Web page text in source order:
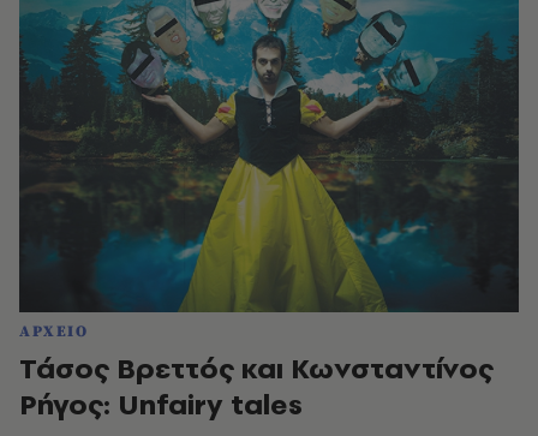
ΑΡΧΕΙΟ
Τάσος Βρεττός και Κωνσταντίνος
Ρήγος: Unfairy tales